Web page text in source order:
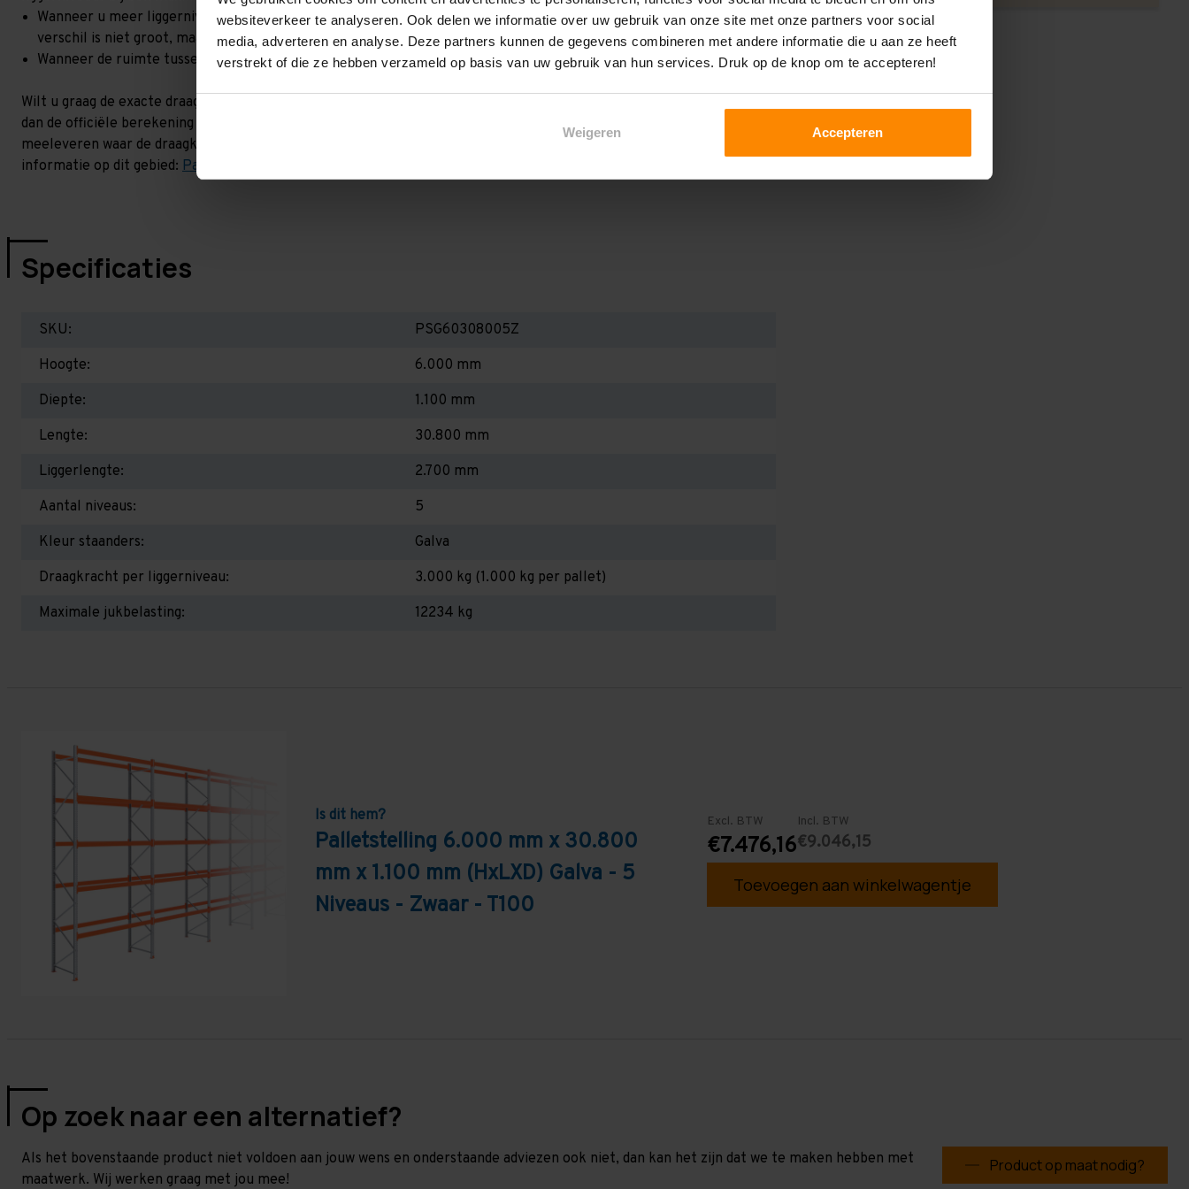
websiteverkeer te analyseren. Ook delen we informatie over uw gebruik van onze site met onze partners voor social
media, adverteren en analyse. Deze partners kunnen de gegevens combineren met andere informatie die u aan ze heeft
verstrekt of die ze hebben verzameld op basis van uw gebruik van hun services. Druk op de knop om te accepteren!
Weigeren Accepteren
Wanneer u meer liggerniveaus toevoegt, kan het zijn dat het draagvermogen per liggerniveau iets lager uit valt. Dit
verschil is niet groot, maar wel het beste om dit te laten berekenen!
Wanneer de ruimte tussen de liggerniveaus kleiner is dan 2,25 meter, valt de draagkracht juist iets hoger uit.
Wilt u graag de exacte draagkracht weten in uw situatie? Dan dient u even contact met ons op te nemen. Wij voeren
dan de officiële berekening uit. Dit doen we gratis en voor niets. Wij kunnen ook belastingbordjes of stickers
meeleveren waar de draagkracht van uw situatie op beschreven staat! Kortom, bij twijfel contact opnemen! Meer
informatie op dit gebied: Palletstellingen - Belangrijk om te weten!
Specificaties
SKU:
PSG60308005Z
Hoogte:
6.000 mm
Diepte:
1.100 mm
Lengte:
30.800 mm
Liggerlengte:
2.700 mm
Aantal niveaus:
5
Kleur staanders:
Galva
Draagkracht per liggerniveau:
3.000 kg (1.000 kg per pallet)
Maximale jukbelasting:
12234 kg
Is dit hem?
Palletstelling 6.000 mm x 30.800
mm x 1.100 mm (HxLXD) Galva - 5
Niveaus - Zwaar - T100
Excl. BTW
€7.476,16
Incl. BTW
€9.046,15
Toevoegen aan winkelwagentje
Op zoek naar een alternatief?
Als het bovenstaande product niet voldoen aan jouw wens en onderstaande adviezen ook niet, dan kan het zijn dat we te maken hebben met
maatwerk. Wij werken graag met jou mee!
Product op maat nodig?